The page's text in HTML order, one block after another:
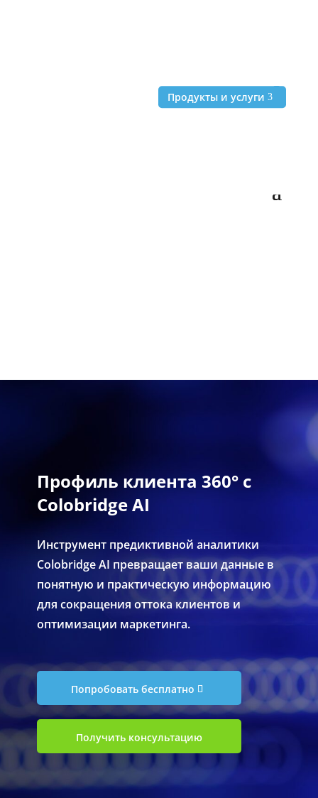
Продукты и услуги
Профиль клиента 360° с
Colobridge AI
Инструмент предиктивной аналитики
Colobridge AI превращает ваши данные в
понятную и практическую информацию
для сокращения оттока клиентов и
оптимизации маркетинга.
Попробовать бесплатно
Получить консультацию